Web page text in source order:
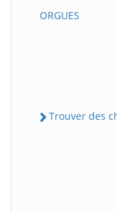
ORGUES
Trouver des